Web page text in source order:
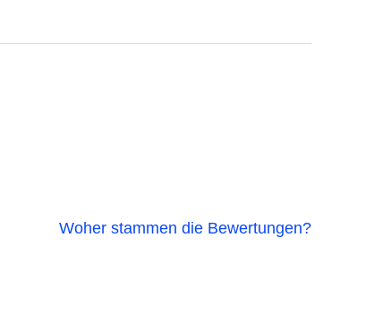
Woher stammen die Bewertungen?